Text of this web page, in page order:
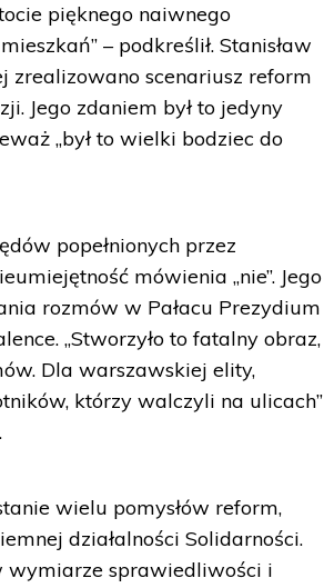
pięknego naiwnego
– podkreślił. Stanisław
zrealizowano scenariusz reform
Jego zdaniem był to jedyny
„był to wielki bodziec do
popełnionych przez
mówienia „nie”. Jego
rozmów w Pałacu Prezydium
„Stworzyło to fatalny obraz,
Dla warszawskiej elity,
którzy walczyli na ulicach”
wielu pomysłów reform,
działalności Solidarności.
wymiarze sprawiedliwości i